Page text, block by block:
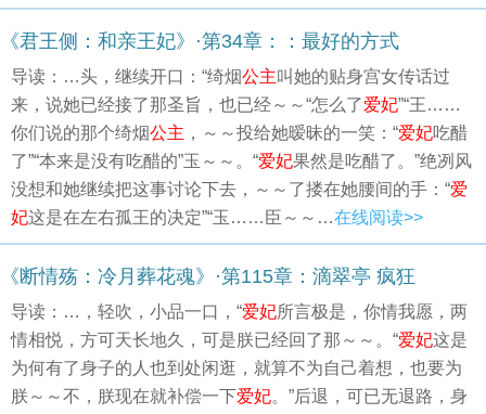
《君王侧：和亲王妃》·第34章：：最好的方式
导读：…头，继续开口：“绮烟公主叫她的贴身宫女传话过
来，说她已经接了那圣旨，也已经～～“怎么了爱妃”“王……
你们说的那个绮烟公主 ，～～投给她暧昧的一笑：“爱妃吃醋
了”“本来是没有吃醋的”玉～～。“爱妃果然是吃醋了。”绝冽风
没想和她继续把这事讨论下去，～～了搂在她腰间的手：“爱
妃这是在左右孤王的决定”“玉……臣～～…在线阅读>>
《断情殇：冷月葬花魂》·第115章：滴翠亭 疯狂
导读：…，轻吹，小品一口，“爱妃所言极是，你情我愿，两
情相悦，方可天长地久，可是朕已经回了那～～。“爱妃这是
为何有了身子的人也到处闲逛，就算不为自己着想，也要为
朕～～不，朕现在就补偿一下爱妃。”后退，可已无退路，身